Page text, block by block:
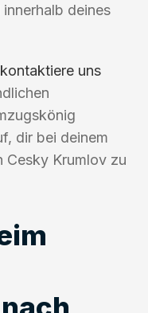
deines
kontaktiere uns
dir bei deinem
Cesky Krumlov zu